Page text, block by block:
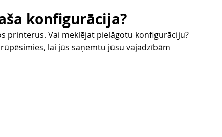
konfigurācija?
printerus. Vai meklējat pielāgotu konfigurāciju?
lai jūs saņemtu jūsu vajadzībām